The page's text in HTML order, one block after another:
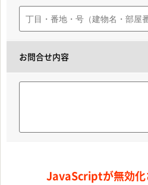
お問合せ内容
JavaScriptが無効化